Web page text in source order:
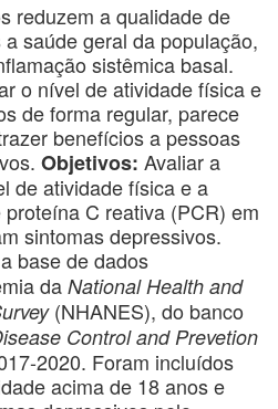
reduzem a qualidade de
saúde geral da população,
sistêmica basal.
o nível de atividade física e
de forma regular, parece
benefícios a pessoas
Objetivos: Avaliar a
de atividade física e a
C reativa (PCR) em
sintomas depressivos.
base de dados
da National Health and
(NHANES), do banco
Control and Prevetion
2020. Foram incluídos
acima de 18 anos e